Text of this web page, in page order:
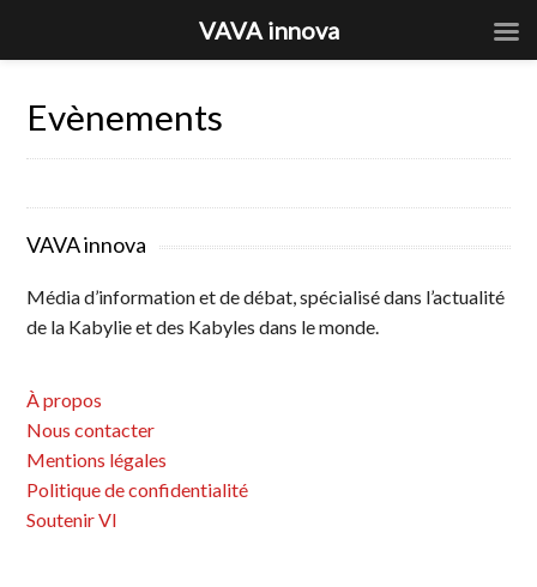
Evènements
VAVA innova
Média d’information et de débat, spécialisé dans l’actualité
de la Kabylie et des Kabyles dans le monde.
À propos
Nous contacter
Mentions légales
Politique de confidentialité
Soutenir VI
VAVA innova